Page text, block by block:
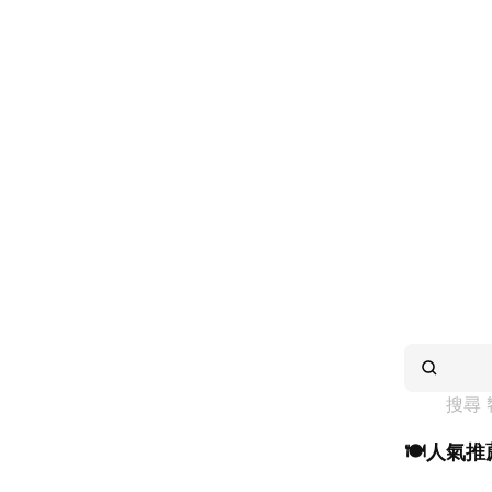
搜尋
🍽️人氣推